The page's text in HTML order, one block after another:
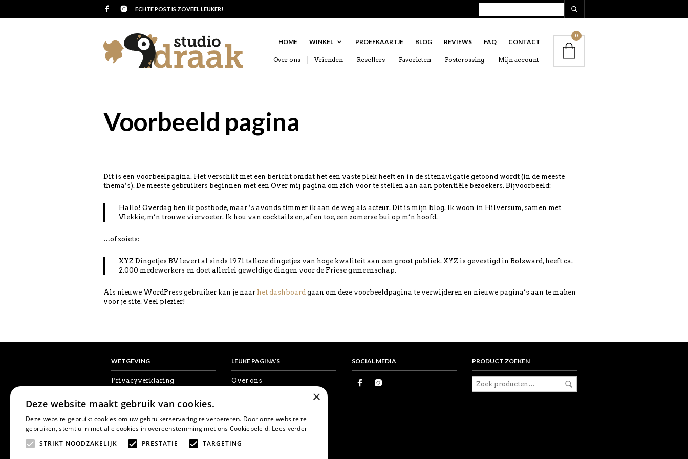
ECHTE POST IS ZOVEEL LEUKER!
HOME WINKEL PROEFKAARTJE BLOG REVIEWS FAQ CONTACT
Over ons Vrienden Resellers Favorieten Postcrossing Mijn account
0
Voorbeeld pagina
Dit is een voorbeelpagina. Het verschilt met een bericht omdat het een vaste plek heeft en in de sitenavigatie getoond wordt (in de meeste
thema’s). De meeste gebruikers beginnen met een Over mij pagina om zich voor te stellen aan aan potentiële bezoekers. Bijvoorbeeld:
Hallo! Overdag ben ik postbode, maar ’s avonds timmer ik aan de weg als acteur. Dit is mijn blog. Ik woon in Hilversum, samen met
Vlekkie, m’n trouwe viervoeter. Ik hou van cocktails en, af en toe, een zomerse bui op m’n hoofd.
…of zoiets:
XYZ Dingetjes BV levert al sinds 1971 talloze dingetjes van hoge kwaliteit aan een groot publiek. XYZ is gevestigd in Bolsward, heeft ca.
2.000 medewerkers en doet allerlei geweldige dingen voor de Friese gemeenschap.
Als nieuwe WordPress gebruiker kan je naar het dashboard gaan om deze voorbeeldpagina te verwijderen en nieuwe pagina’s aan te maken
voor je site. Veel plezier!
WETGEVING
Privacyverklaring
Disclaimer
Cookies
Herroepingsrecht
LEUKE PAGINA’S
Over ons
Favorieten
Postcrossing
Snailmail
SOCIAL MEDIA PRODUCT ZOEKEN
×
Deze website maakt gebruik van cookies.
Deze website gebruikt cookies om uw gebruikerservaring te verbeteren. Door onze website te
gebruiken, stemt u in met alle cookies in overeenstemming met ons Cookiebeleid. Lees verder
STRIKT NOODZAKELIJK
PRESTATIE TARGETING